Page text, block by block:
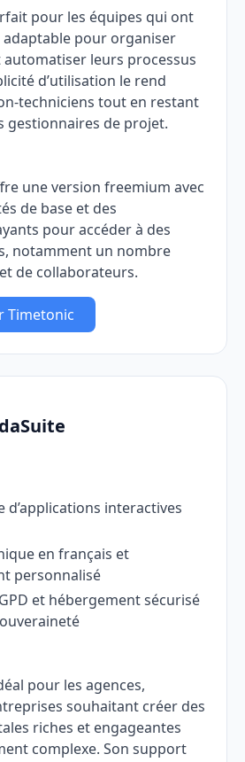
pour les équipes qui ont
adaptable pour organiser
leurs processus
d’utilisation le rend
techniciens tout en restant
gestionnaires de projet.
une version freemium avec
de base et des
pour accéder à des
notamment un nombre
de collaborateurs.
Timetonic
d’applications interactives
en français et
personnalisé
et hébergement sécurisé
pour les agences,
souhaitant créer des
riches et engageantes
complexe. Son support